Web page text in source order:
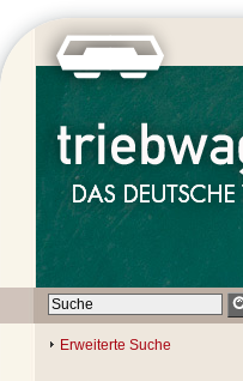
Erweiterte Suche